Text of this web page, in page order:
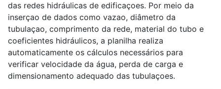
das redes hidráulicas de edificaçoes. Por meio da
inserçao de dados como vazao, diâmetro da
tubulaçao, comprimento da rede, material do tubo e
coeficientes hidráulicos, a planilha realiza
automaticamente os cálculos necessários para
verificar velocidade da água, perda de carga e
dimensionamento adequado das tubulaçoes.